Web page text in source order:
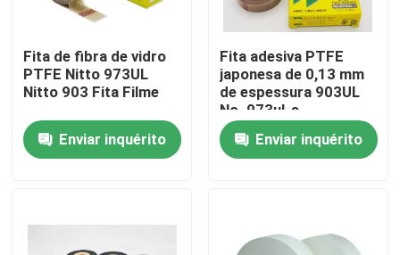
Sobre nós
Fita de fibra de vidro
PTFE Nitto 973UL
Nitto 903 Fita Filme
Enviar inquérito
Fita adesiva PTFE
japonesa de 0,13 mm
de espessura 903UL
No. 973ul-s
Enviar inquérito